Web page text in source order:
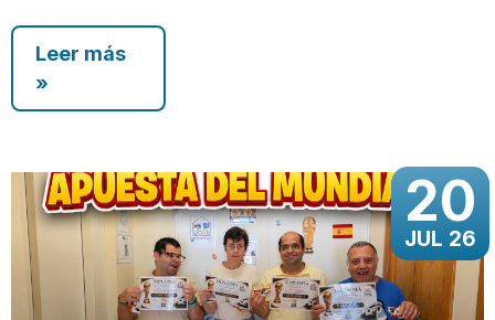
Leer más
»
20
JUL 26